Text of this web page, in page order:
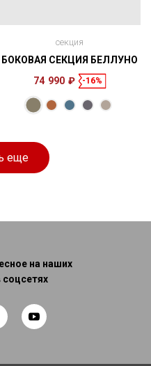
Размеры
см
Спальное
секция
БОКОВАЯ СЕКЦИЯ БЕЛЛУНО
74 990 ₽
-16%
еще
на наших
соцсетях